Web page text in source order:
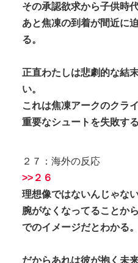
その承認欲求から子供時
あと焦凍の到着が間近に
る。
正直わたしは悲劇的な結
い。
これは焦凍アークのクラ
重要なシュートを失敗す
２７：海外の反応
>>２６
理想像ではないんじゃな
腕がなくなってることか
でのイメージだとわかる。
だからあれは彼が抱く未